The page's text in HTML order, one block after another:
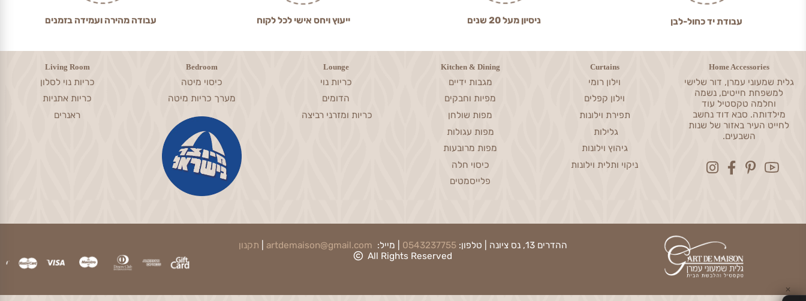
Home Accessories
עמרן, דור שלישי
חייטים, נשמה
טקסטיל עוד
סבא דוד נחשב
העיר באזור של שנות
Curtains
וילון רומי
וילון קפלים
תפירת וילונות
גלילות
גיהוץ וילונות
Kitchen & Dining
מגבות ידיים
מפיות וחבקים
מפות שולחן
מפות עגולות
מפות מרובעות
כיסוי חלה
Lounge
כריות נוי
הדומים
Bedroom
כיסוי מיטה
Living Room
כריות נוי לסלון
כריות אתניות
| מייל: